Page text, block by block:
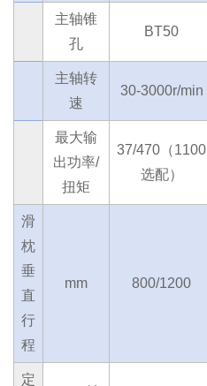
主轴锥
孔
BT50
主轴转
速
30-3000r/min
最大输
出功率/
扭矩
37/470（1100
选配）
滑
枕
垂
直
行
程
mm 800/1200
定